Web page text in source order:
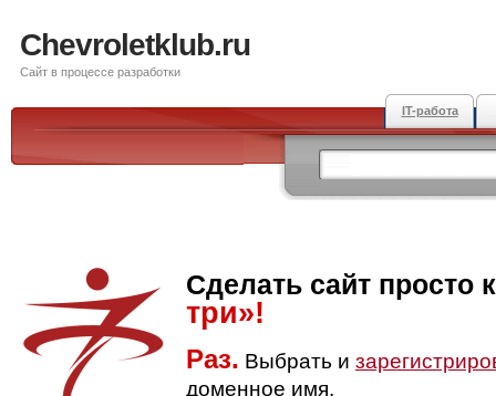
Chevroletklub.ru
Сайт в процессе разработки
IT-работа
Сделать сайт просто
три»!
Раз. Выбрать и
доменное имя.